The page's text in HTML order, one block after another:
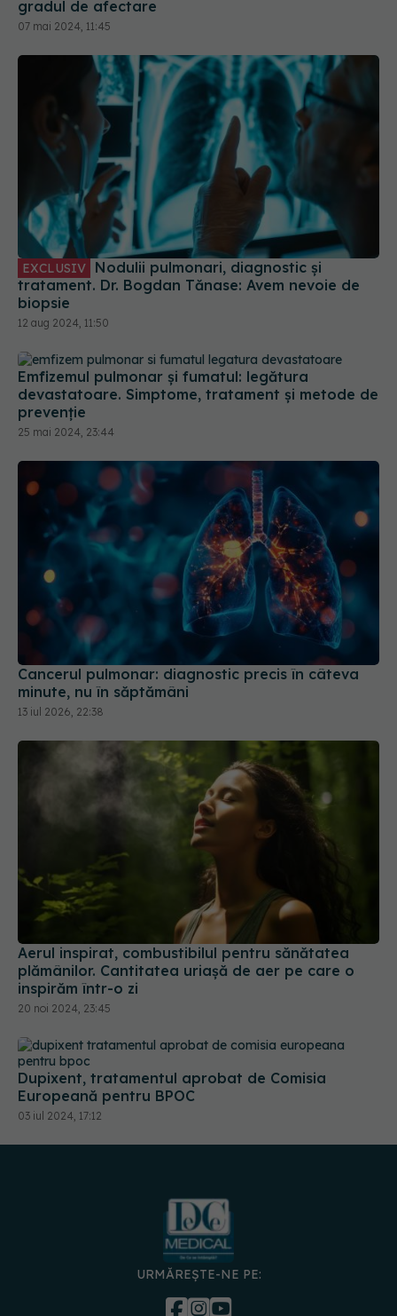
EXCLUSIV
tratament. Dr. Bogdan Tănase: Avem nevoie de
biopsie
12 aug 2024, 11:50
Emfizemul pulmonar și fumatul: legătura
prevenție
25 mai 2024, 23:44
Cancerul pulmonar: diagnostic precis în câteva
minute, nu în săptămâni
13 iul 2026, 22:38
Aerul inspirat, combustibilul pentru sănătatea
plămânilor. Cantitatea uriașă de aer pe care o
20 noi 2024, 23:45
Dupixent, tratamentul aprobat de Comisia
Europeană pentru BPOC
03 iul 2024, 17:12
URMĂREȘTE-NE PE:
DESCARCĂ APLICAȚIA